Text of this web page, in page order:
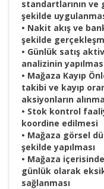
standartlarının
şekilde
• Nakit akış ve
şekilde
• Günlük satış
analizinin
• Mağaza Kayıp
takibi ve kayıp
aksiyonların
• Stok kontrol
koordine edilmesi
• Mağaza görsel
şekilde yapılması
• Mağaza
günlük olarak
sağlanması